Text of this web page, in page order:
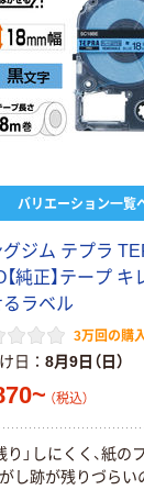
バリエーション一覧へ
グジム テプラ
【純正】テープ キ
るラベル
3万回の購
日 8月9日（日）
（税込）
り」しにくく、紙の
し跡が残りづらい